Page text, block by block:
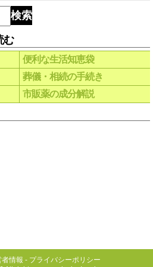
検索
む
便利な生活知恵袋
葬儀・相続の手続き
市販薬の成分解説
者情報 - プライバシーポリシー